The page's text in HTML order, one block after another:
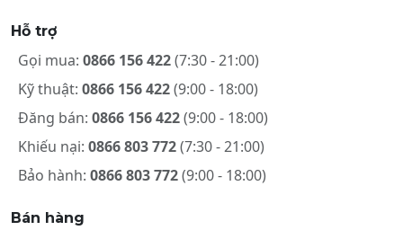
Hỗ trợ
Gọi mua: 0866 156 422(7:30 - 21:00)
Kỹ thuật: 0866 156 422(9:00 - 18:00)
Đăng bán: 0866 156 422(9:00 - 18:00)
Khiếu nại: 0866 803 772(7:30 - 21:00)
Bảo hành: 0866 803 772(9:00 - 18:00)
Bán hàng